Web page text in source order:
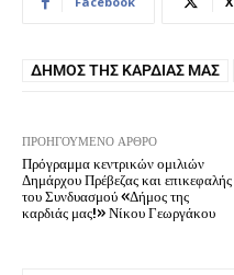
ΔΉΜΟΣ ΤΗΣ ΚΑΡΔΙΆΣ ΜΑΣ
ΠΡΟΗΓΟΎΜΕΝΟ ΆΡΘΡΟ
Πρόγραμμα κεντρικών ομιλιών
Δημάρχου Πρέβεζας και επικεφαλής
του Συνδυασμού «Δήμος της
καρδιάς μας!» Νίκου Γεωργάκου